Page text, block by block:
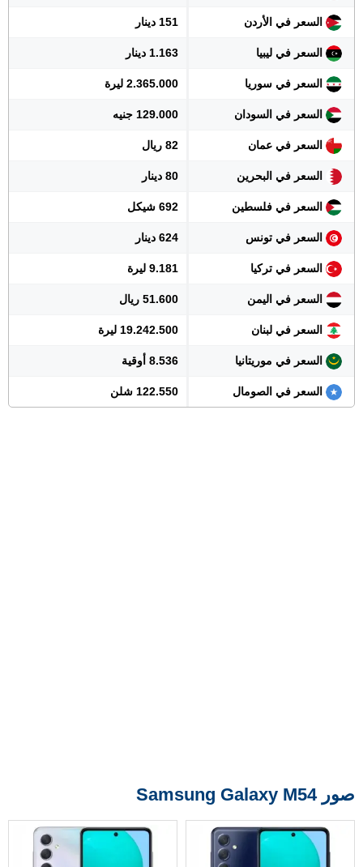
السعر في الأردن 151 دينار
السعر في ليبيا 1.163 دينار
السعر في سوريا 2.365.000 ليرة
السعر في السودان 129.000 جنيه
السعر في عمان 82 ريال
السعر في البحرين 80 دينار
السعر في فلسطين 692 شيكل
السعر في تونس 624 دينار
السعر في تركيا 9.181 ليرة
السعر في اليمن 51.600 ريال
السعر في لبنان 19.242.500 ليرة
السعر في موريتانيا 8.536 أوقية
السعر في الصومال 122.550 شلن
صور Samsung Galaxy M54